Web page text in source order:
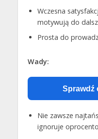
Wczesna
motywują do
Prosta do
Wady:
Sprawdź
Nie zawsze
ignoruje